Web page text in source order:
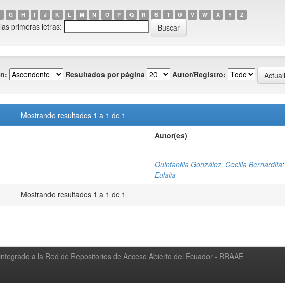
G H I J K L M N O P Q R S T U V W X Y Z
primeras letras:
Resultados por página Autor/Registro:
Mostrando resultados 1 a 1 de 1
Autor(es)
Quintanilla González, Cecilia Bernardita;
Eulalia
Mostrando resultados 1 a 1 de 1
a la Red de Repositorios de Acceso Abierto del Ecuador - RRAAE